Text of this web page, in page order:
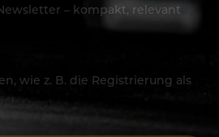
– kompakt, relevant
wie z. B. die Registrierung als